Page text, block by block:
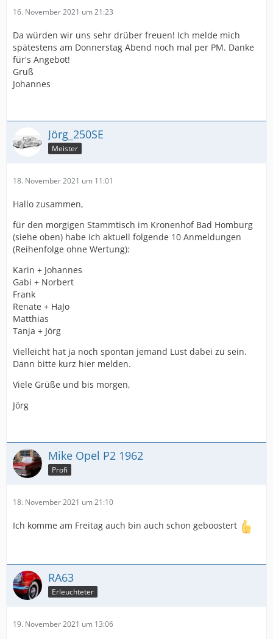
16. November 2021 um 21:23
Da würden wir uns sehr drüber freuen! Ich melde mich
spätestens am Donnerstag Abend noch mal per PM. Danke
für's Angebot!
Gruß
Johannes
Jörg_250SE
Meister
18. November 2021 um 11:01
Hallo zusammen,
für den morgigen Stammtisch im Kronenhof Bad Homburg
(siehe oben) habe ich aktuell folgende 10 Anmeldungen
(Reihenfolge ohne Wertung):
Karin + Johannes
Gabi + Norbert
Frank
Renate + HaJo
Matthias
Tanja + Jörg
Vielleicht hat ja noch spontan jemand Lust dabei zu sein.
Dann bitte kurz hier melden.
Viele Grüße und bis morgen,
Jörg
Mike Opel P2 1962
Profi
18. November 2021 um 21:10
Ich komme am Freitag auch bin auch schon geboostert
RA63
Erleuchteter
19. November 2021 um 13:06